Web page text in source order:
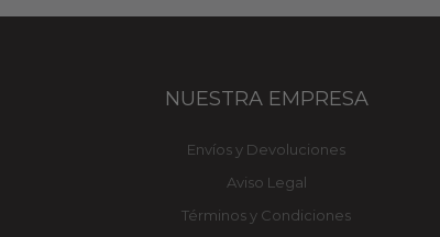
NUESTRA EMPRESA
Envíos y Devoluciones
Aviso Legal
Términos y Condiciones